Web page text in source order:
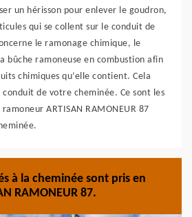
un hérisson pour enlever le goudron,
qui se collent sur le conduit de
le ramonage chimique, le
bûche ramoneuse en combustion afin
chimiques qu’elle contient. Cela
de votre cheminée. Ce sont les
ARTISAN RAMONEUR 87
à la cheminée sont pris en
RAMONEUR 87.